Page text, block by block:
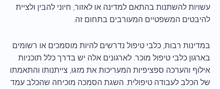
עשויות להשתנות בהתאם למדינה או לאזור, חיוני להבין ולציית
להיבטים המשפטיים המעורבים בתחום זה.
במדינות רבות, כלבי טיפול נדרשים להיות מוסמכים או רשומים
בארגון כלבי טיפול מוכר. לארגונים אלה יש בדרך כלל תוכניות
אילוף והערכה ספציפיות המעריכות את מזגו, צייתנותו והתאמתו
של הכלב לעבודה טיפולית. השגת הסמכה מוכיחה שהכלב עמד